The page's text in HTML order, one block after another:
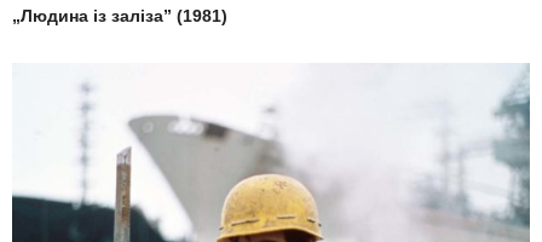
„Людина із заліза” (1981)